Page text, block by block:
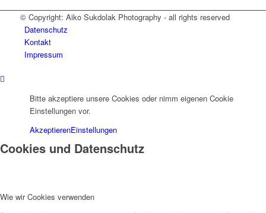
© Copyright: Aiko Sukdolak Photography - all rights reserved
Datenschutz
Kontakt
Impressum
Bitte akzeptiere unsere Cookies oder nimm eigenen Cookie
Einstellungen vor.
AkzeptierenEinstellungen
Cookies und Datenschutz
Wie wir Cookies verwenden